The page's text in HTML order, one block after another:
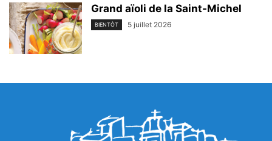
Grand aïoli de la Saint-Michel
BIENTÔT 5 juillet 2026